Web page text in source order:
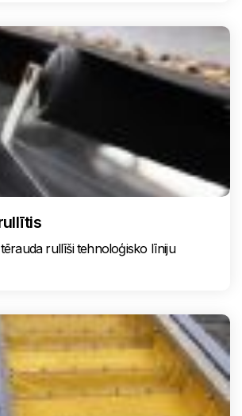
rullīši tehnoloģisko līniju